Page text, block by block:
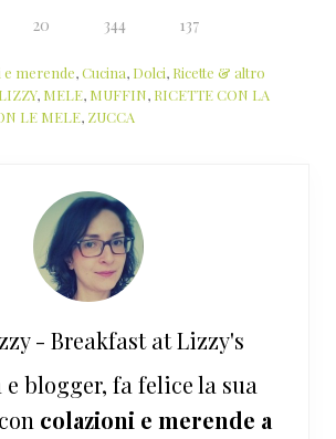
20 344 137
merende,Cucina, Dolci, Ricette & altro
LIZZY, MELE, MUFFIN, RICETTE CON LA
LE MELE, ZUCCA
- Breakfast at Lizzy's
blogger, fa felice la sua
colazioni e merende a